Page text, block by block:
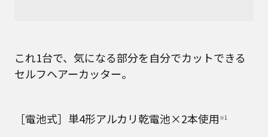
これ1台で、気になる部分を自分でカットできる
セルフヘアーカッター。
［電池式］単4形アルカリ乾電池×2本使用 ※1